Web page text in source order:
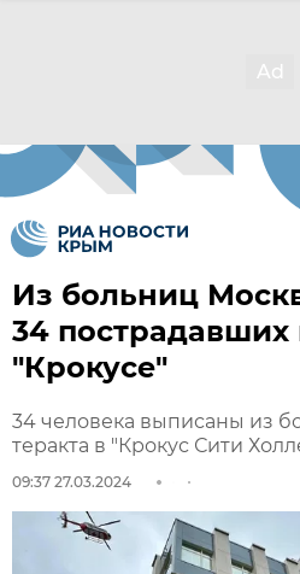
Из больниц
34 пострадавших
"Крокусе"
34 человека выписаны из
теракта в "Крокус Сити
09:37 27.03.2024